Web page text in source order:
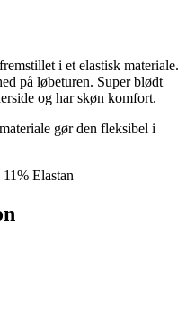
i et elastisk materiale.
på løbeturen. Super blødt
og har skøn komfort.
gør den fleksibel i
Elastan